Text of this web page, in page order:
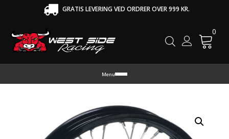
GRATIS LEVERING VED ORDRER OVER 999 KR.
0
Menu